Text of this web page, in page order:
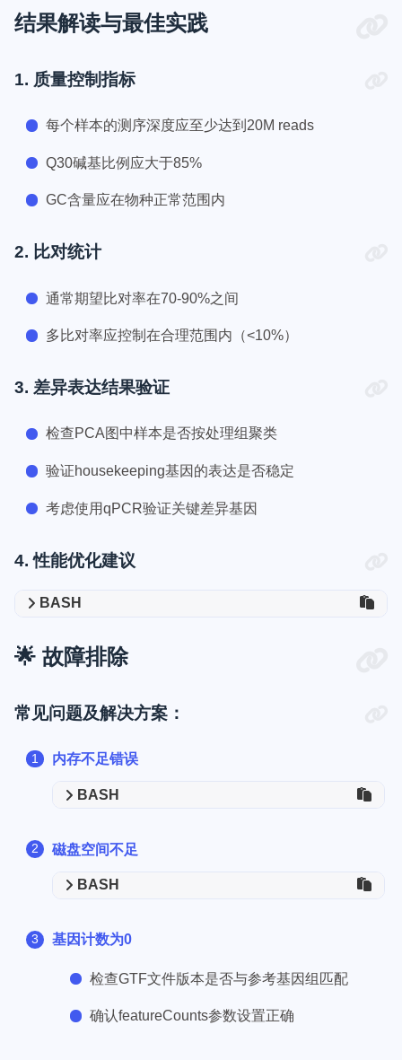
结果解读与最佳实践
1. 质量控制指标
每个样本的测序深度应至少达到20M reads
Q30碱基比例应大于85%
GC含量应在物种正常范围内
2. 比对统计
通常期望比对率在70-90%之间
多比对率应控制在合理范围内（<10%）
3. 差异表达结果验证
检查PCA图中样本是否按处理组聚类
验证housekeeping基因的表达是否稳定
考虑使用qPCR验证关键差异基因
4. 性能优化建议
BASH
🌟 故障排除
常见问题及解决方案：
内存不足错误
BASH
磁盘空间不足
BASH
基因计数为0
检查GTF文件版本是否与参考基因组匹配
确认featureCounts参数设置正确